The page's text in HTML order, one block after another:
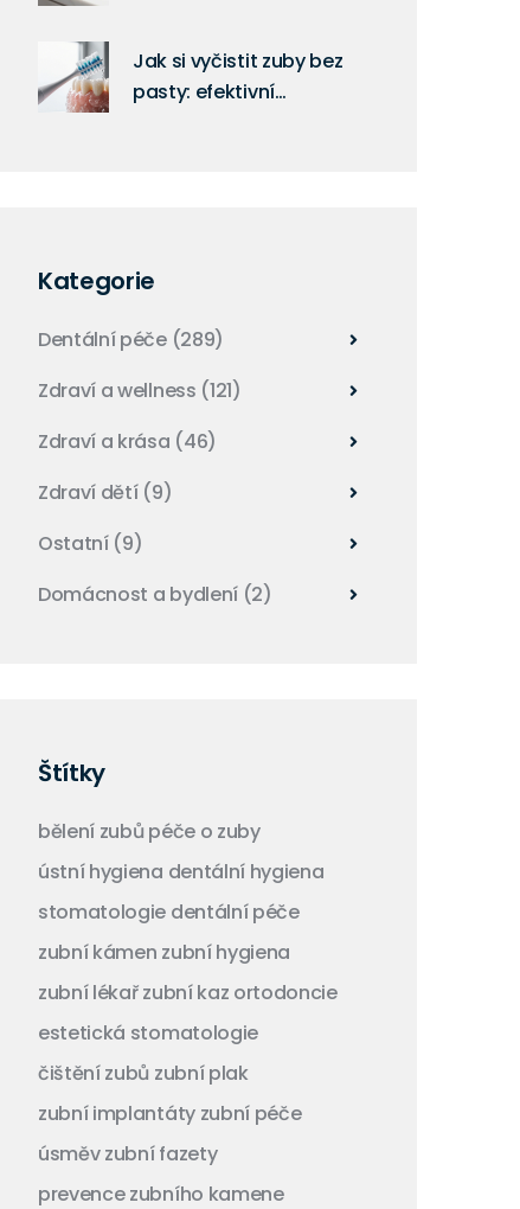
Jak si vyčistit zuby bez
pasty: efektivní
Kategorie
Dentální péče (289)
Zdraví a wellness (121)
Zdraví a krása (46)
Zdraví dětí (9)
Ostatní (9)
Domácnost a bydlení (2)
Štítky
bělení zubů péče o zuby
ústní hygiena dentální hygiena
stomatologie dentální péče
zubní kámen zubní hygiena
zubní lékařzubní kaz ortodoncie
estetická stomatologie
čištění zubů zubní plak
zubní implantáty zubní péče
úsměvzubní fazety
prevence zubního kamene